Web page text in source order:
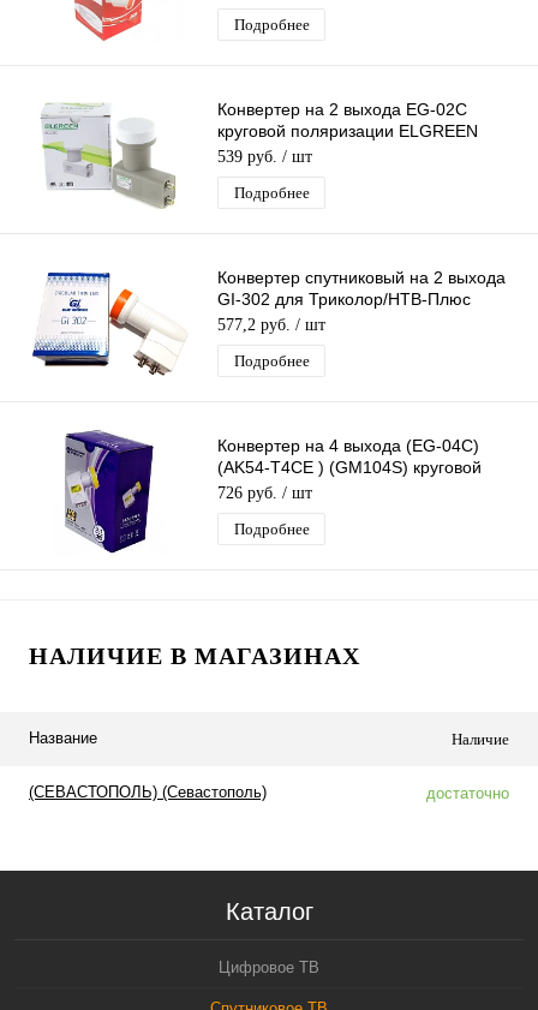
Подробнее
Конвертер на 2 выхода EG-02C
круговой поляризации ELGREEN
TWIN дляТриколор/НТВ-Плюс
539 руб. / шт
Подробнее
Конвертер спутниковый на 2 выхода
GI-302 для Триколор/НТВ-Плюс
круговой поляризации Galaxy
Innovatio
577,2 руб. / шт
Подробнее
Конвертер на 4 выхода (EG-04C)
(AK54-T4CE ) (GM104S) круговой
поляризации QUAD дляТриколор/НТВ
726 руб. / шт
Подробнее
НАЛИЧИЕ В МАГАЗИНАХ
Название Наличие
(СЕВАСТОПОЛЬ) (Севастополь) достаточно
Каталог
Цифровое ТВ